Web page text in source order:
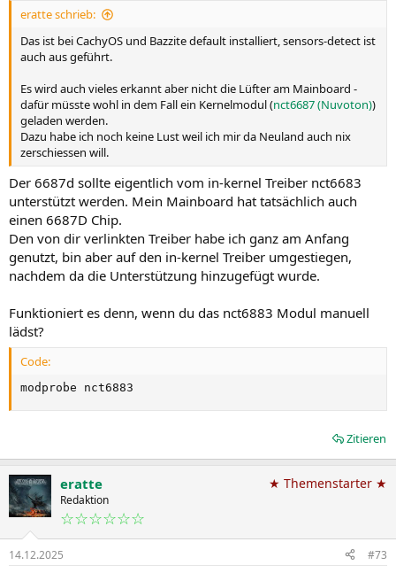
eratte schrieb:
Das ist bei CachyOS und Bazzite default installiert, sensors-detect ist
auch aus geführt.
Es wird auch vieles erkannt aber nicht die Lüfter am Mainboard -
dafür müsste wohl in dem Fall ein Kernelmodul (nct6687 (Nuvoton))
geladen werden.
Dazu habe ich noch keine Lust weil ich mir da Neuland auch nix
zerschiessen will.
Der 6687d sollte eigentlich vom in-kernel Treiber nct6683
unterstützt werden. Mein Mainboard hat tatsächlich auch
einen 6687D Chip.
Den von dir verlinkten Treiber habe ich ganz am Anfang
genutzt, bin aber auf den in-kernel Treiber umgestiegen,
nachdem da die Unterstützung hinzugefügt wurde.
Funktioniert es denn, wenn du das nct6883 Modul manuell
lädst?
Code:
modprobe nct6883
Zitieren
eratte
Redaktion
☆☆☆☆☆☆
★ Themenstarter ★
14.12.2025 #73